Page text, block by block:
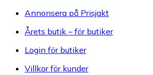
Annonsera på Prisjakt
Årets butik – för butiker
Login för butiker
Villkor för kunder